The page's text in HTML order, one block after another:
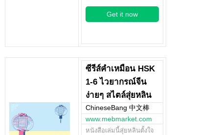
Get it now
ซีรีส์คำเหมือน HSK
1-6 ไวยากรณ์จีน
ง่ายๆ สไตล์สุ่ยหลิน
ChineseBang 中文棒
www.mebmarket.com
หนังสือเล่มนี้สุ่ยหลินตั้งใจ